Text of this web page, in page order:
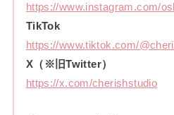
https://www.instagram.com/
TikTok
https://www.tiktok.com/
X（※旧Twitter）
https://x.com/cherishstudio